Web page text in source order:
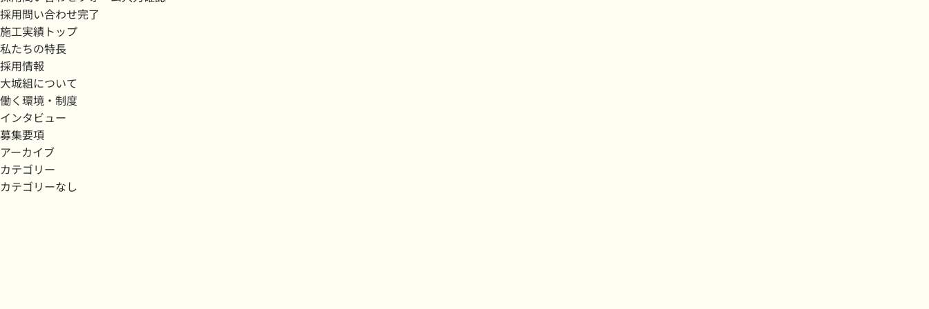
採用問い合わせ完了
施工実績トップ
私たちの特長
採用情報
大城組について
働く環境・制度
インタビュー
募集要項
アーカイブ
カテゴリー
カテゴリーなし